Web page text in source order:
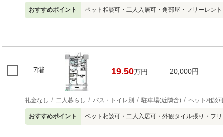
おすすめポイント ペット相談可・二人入居可・角部屋・フリーレン
7階 19.50万円 20,000円
礼金なし 二人暮らし バス・トイレ別 駐車場(近隣含) ペット相談
おすすめポイント ペット相談可・二人入居可・外観タイル張り・フ